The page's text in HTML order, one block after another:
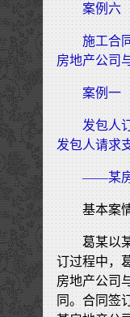
案例六
施工合
房地产公司
案例一
发包人
发包人请求
——某房
基本案
葛某以
订过程中，
房地产公司
同。合同签